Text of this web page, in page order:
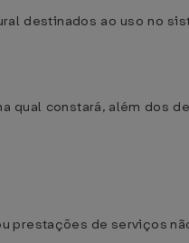
destinados ao uso no
qual constará, além dos
prestações de serviços